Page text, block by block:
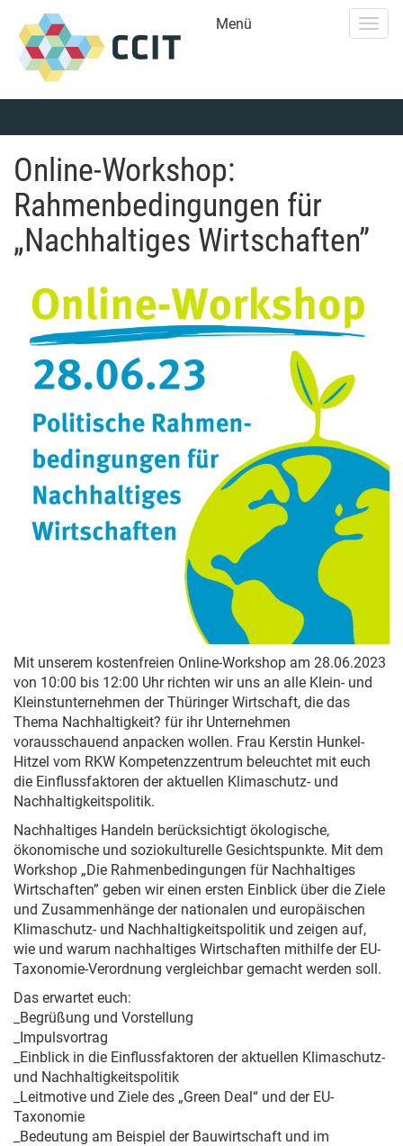
Menü
Online-Workshop:
Rahmenbedingungen für
„Nachhaltiges Wirtschaften”
Mit unserem kostenfreien Online-Workshop am 28.06.2023
von 10:00 bis 12:00 Uhr richten wir uns an alle Klein- und
Kleinstunternehmen der Thüringer Wirtschaft, die das
Thema Nachhaltigkeit? für ihr Unternehmen
vorausschauend anpacken wollen. Frau Kerstin Hunkel-
Hitzel vom RKW Kompetenzzentrum beleuchtet mit euch
die Einflussfaktoren der aktuellen Klimaschutz- und
Nachhaltigkeitspolitik.
Nachhaltiges Handeln berücksichtigt ökologische,
ökonomische und soziokulturelle Gesichtspunkte. Mit dem
Workshop „Die Rahmenbedingungen für Nachhaltiges
Wirtschaften” geben wir einen ersten Einblick über die Ziele
und Zusammenhänge der nationalen und europäischen
Klimaschutz- und Nachhaltigkeitspolitik und zeigen auf,
wie und warum nachhaltiges Wirtschaften mithilfe der EU-
Taxonomie-Verordnung vergleichbar gemacht werden soll.
Das erwartet euch:
_Begrüßung und Vorstellung
_Impulsvortrag
_Einblick in die Einflussfaktoren der aktuellen Klimaschutz-
und Nachhaltigkeitspolitik
_Leitmotive und Ziele des „Green Deal“ und der EU-
Taxonomie
_Bedeutung am Beispiel der Bauwirtschaft und im